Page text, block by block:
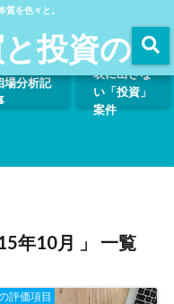
を色々と。
投資の
場分析記
表に出さな
い「投資」
案件
年10月 」 一覧
評価項目